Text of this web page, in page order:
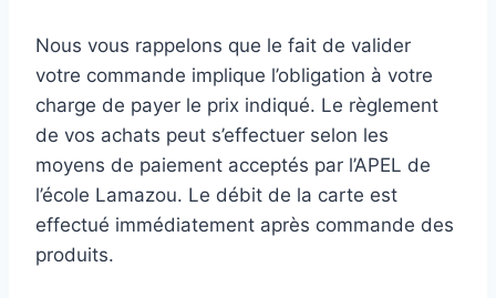
Nous vous rappelons que le fait de valider
votre commande implique l’obligation à votre
charge de payer le prix indiqué. Le règlement
de vos achats peut s’effectuer selon les
moyens de paiement acceptés par l’APEL de
l’école Lamazou. Le débit de la carte est
effectué immédiatement après commande des
produits.